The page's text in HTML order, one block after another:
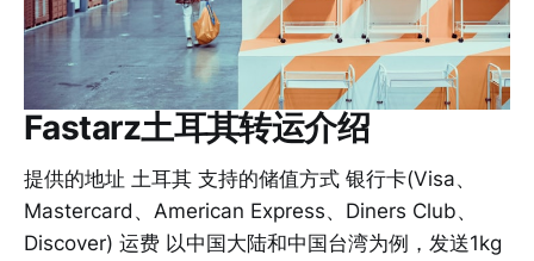
Fastarz土耳其转运介绍
提供的地址 土耳其 支持的储值方式 银行卡(Visa、
Mastercard、American Express、Diners Club、
Discover) 运费 以中国大陆和中国台湾为例，发送1kg